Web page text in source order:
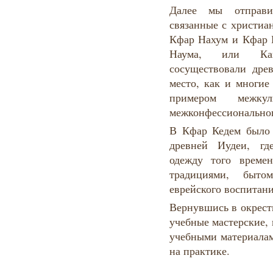
Далее мы
связанные с
Кфар Нахум и Кфар
Наума, или
сосуществовали
место, как и
примером
В Кфар Кедем было
древней Иудеи,
одежду того
традициями,
еврейского
Вернувшись в
учебные
учебными
на практике.